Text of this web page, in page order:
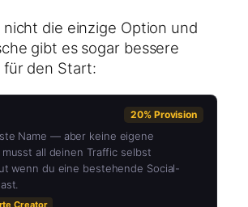
nicht die einzige Option und
gibt es sogar bessere
den Start:
20% Provision
Name — aber keine eigene
musst all deinen Traffic selbst
wenn du eine bestehende Social-
Creator